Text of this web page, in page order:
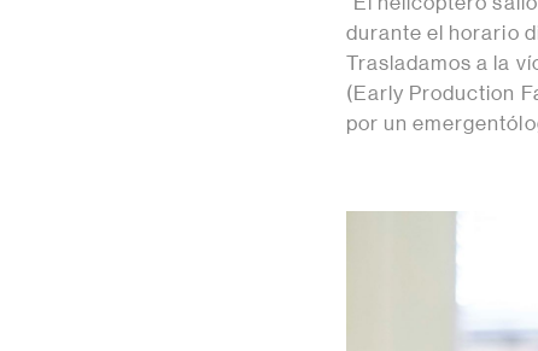
durante el horario
Trasladamos a la
(Early Production
por un